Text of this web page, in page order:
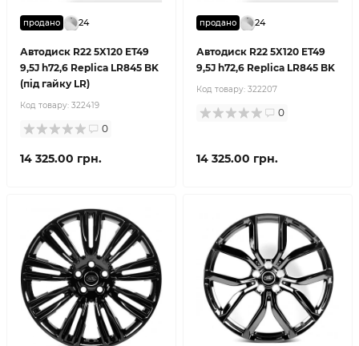
продано 24
Автодиск R22 5X120 ET49
9,5J h72,6 Replica LR845 BK
(під гайку LR)
Код товару: 322419
0
14 325.00 грн.
продано 24
Автодиск R22 5X120 ET49
9,5J h72,6 Replica LR845 BK
Код товару: 322207
0
14 325.00 грн.